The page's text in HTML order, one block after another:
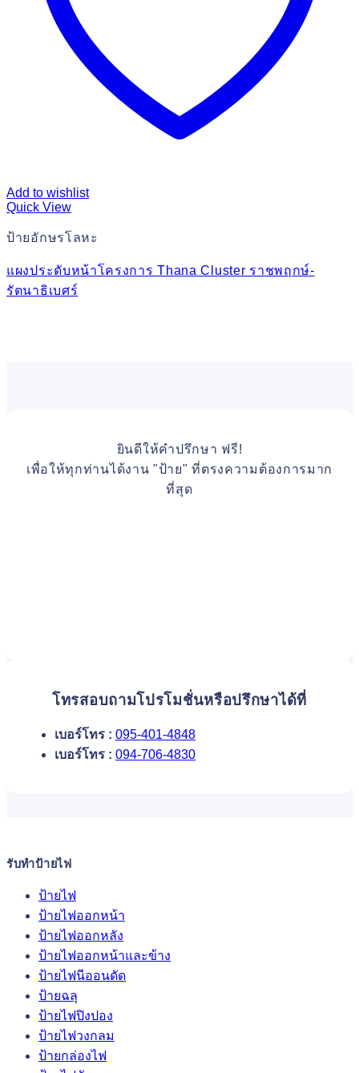
Add to wishlist
Quick View
ป้ายอักษรโลหะ
แผงประดับหน้าโครงการ Thana Cluster ราชพฤกษ์-
รัตนาธิเบศร์
ยินดีให้คำปรึกษา ฟรี!
เพื่อให้ทุกท่านได้งาน "ป้าย" ที่ตรงความต้องการมาก
ที่สุด
โทรสอบถามโปรโมชั่นหรือปรึกษาได้ที่
เบอร์โทร : 095-401-4848
เบอร์โทร : 094-706-4830
รับทำป้ายไฟ
ป้ายไฟ
ป้ายไฟออกหน้า
ป้ายไฟออกหลัง
ป้ายไฟออกหน้าและข้าง
ป้ายไฟนีออนดัด
ป้ายฉลุ
ป้ายไฟปิงปอง
ป้ายไฟวงกลม
ป้ายกล่องไฟ